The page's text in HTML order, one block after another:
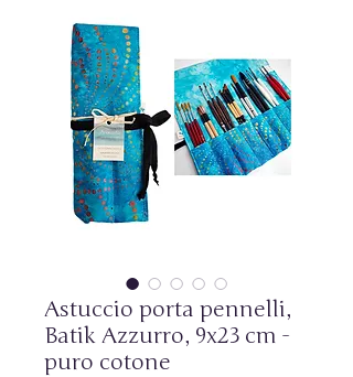
Astuccio porta pennelli,
Batik Azzurro, 9x23 cm -
puro cotone